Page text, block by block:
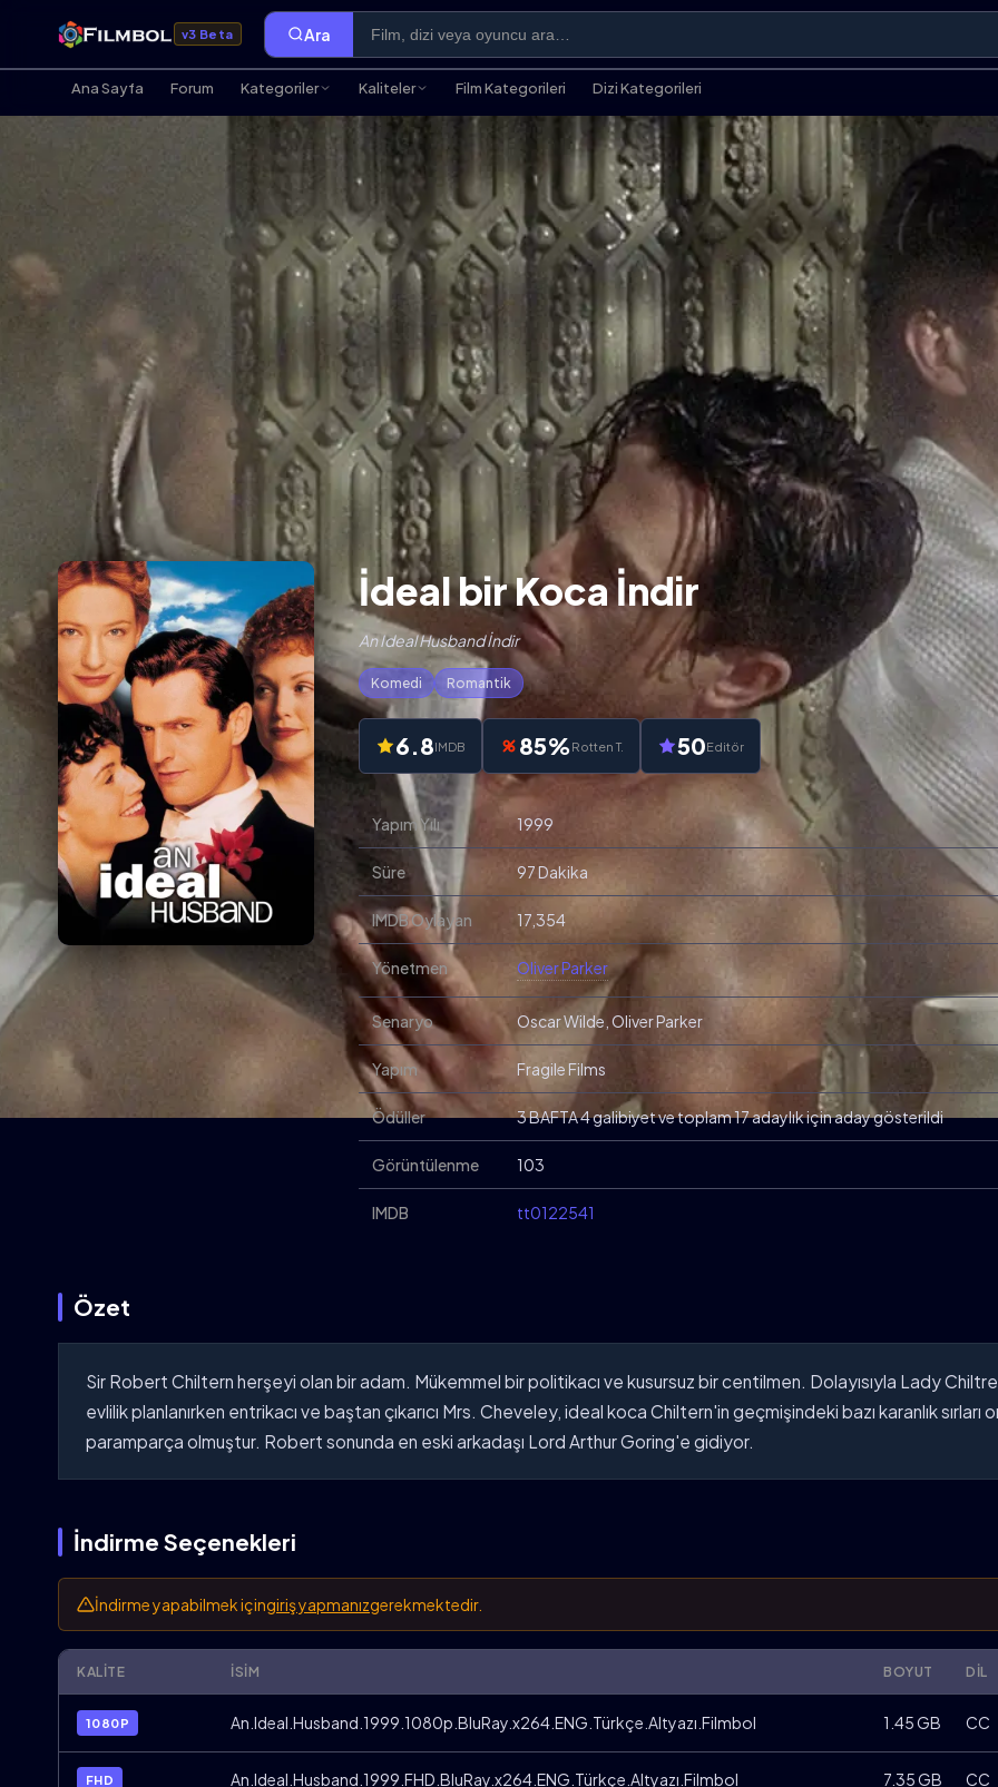
v3 Beta Ara
Ana Sayfa Forum Kategoriler Kaliteler Film Kategorileri Dizi Kategorileri
İdeal bir Koca İndir
An Ideal Husband İndir
Komedi Romantik
6.8IMDB 85%Rotten T. 50Editör
Yapım Yılı 1999
Süre 97 Dakika
IMDB Oylayan 17,354
Yönetmen Oliver Parker
Senaryo Oscar Wilde, Oliver Parker
Yapım Fragile Films
Ödüller 3 BAFTA 4 galibiyet ve toplam 17 adaylık için aday gösterildi
Görüntülenme 103
IMDB tt0122541
Özet
Sir Robert Chiltern herşeyi olan bir adam. Mükemmel bir politikacı ve kusursuz bir centilmen. Dolayısıyla Lady
evlilik planlanırken entrikacı ve baştan çıkarıcı Mrs. Cheveley, ideal koca Chiltern'in geçmişindeki bazı karanlık
paramparça olmuştur. Robert sonunda en eski arkadaşı Lord Arthur Goring'e gidiyor.
İndirme Seçenekleri
İndirme yapabilmek içingiriş yapmanızgerekmektedir.
KALITE İSIM BOYUT DIL
1080P An.Ideal.Husband.1999.1080p.BluRay.x264.ENG.Türkçe.Altyazı.Filmbol 1.45 GB CC
FHD An.Ideal.Husband.1999.FHD.BluRay.x264.ENG.Türkçe.Altyazı.Filmbol 7.35 GB CC